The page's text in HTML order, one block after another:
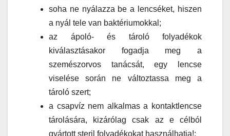
soha ne nyálazza be a lencséket, hiszen
a nyál tele van baktériumokkal;
az ápoló- és tároló folyadékok
kiválasztásakor fogadja meg a
szemészorvos tanácsát, egy lencse
viselése során ne változtassa meg a
tároló szert;
a csapvíz nem alkalmas a kontaktlencse
tárolására, kizárólag csak az e célból
gyártott steril folyadékokat használhatja!;